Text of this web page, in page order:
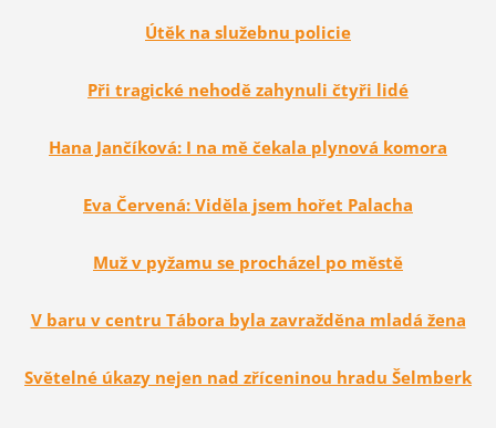
Útěk na služebnu policie
Při tragické nehodě zahynuli čtyři lidé
Hana Jančíková: I na mě čekala plynová komora
Eva Červená: Viděla jsem hořet Palacha
Muž v pyžamu se procházel po městě
V baru v centru Tábora byla zavražděna mladá žena
Světelné úkazy nejen nad zříceninou hradu Šelmberk